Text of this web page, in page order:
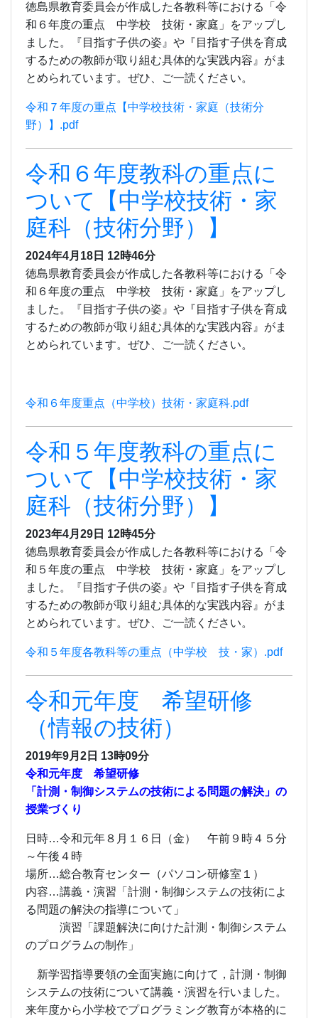
徳島県教育委員会が作成した各教科等における「令
和６年度の重点 中学校 技術・家庭」をアップし
ました。『目指す子供の姿』や『目指す子供を育成
するための教師が取り組む具体的な実践内容』がま
とめられています。ぜひ、ご一読ください。
令和７年度の重点【中学校技術・家庭（技術分
野）】.pdf
令和６年度教科の重点に
ついて【中学校技術・家
庭科（技術分野）】
2024年4月18日 12時46分
徳島県教育委員会が作成した各教科等における「令
和６年度の重点 中学校 技術・家庭」をアップし
ました。『目指す子供の姿』や『目指す子供を育成
するための教師が取り組む具体的な実践内容』がま
とめられています。ぜひ、ご一読ください。
令和６年度重点（中学校）技術・家庭科.pdf
令和５年度教科の重点に
ついて【中学校技術・家
庭科（技術分野）】
2023年4月29日 12時45分
徳島県教育委員会が作成した各教科等における「令
和５年度の重点 中学校 技術・家庭」をアップし
ました。『目指す子供の姿』や『目指す子供を育成
するための教師が取り組む具体的な実践内容』がま
とめられています。ぜひ、ご一読ください。
令和５年度各教科等の重点（中学校 技・家）.pdf
令和元年度 希望研修
（情報の技術）
2019年9月2日 13時09分
令和元年度 希望研修
「計測・制御システムの技術による問題の解決」の
授業づくり
日時…令和元年８月１６日（金） 午前９時４５分
～午後４時
場所…総合教育センター（パソコン研修室１）
内容…講義・演習「計測・制御システムの技術によ
る問題の解決の指導について」
演習「課題解決に向けた計測・制御システム
のプログラムの制作」
新学習指導要領の全面実施に向けて，計測・制御
システムの技術について講義・演習を行いました。
来年度から小学校でプログラミング教育が本格的に